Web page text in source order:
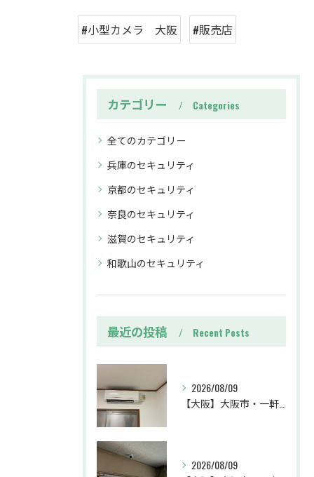
#小型カメラ 大阪 #販売店
カテゴリー Categories
全てのカテゴリー
兵庫のセキュリティ
京都のセキュリティ
奈良のセキュリティ
滋賀のセキュリティ
和歌山のセキュリティ
最近の投稿 Recent Posts
2026/08/09
2026/08/09